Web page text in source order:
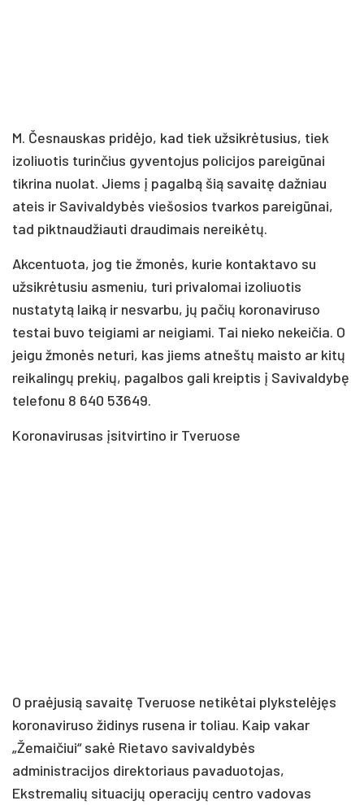
M. Česnauskas pridėjo, kad tiek užsikrėtusius, tiek
izoliuotis turinčius gyventojus policijos pareigūnai
tikrina nuolat. Jiems į pagalbą šią savaitę dažniau
ateis ir Savivaldybės viešosios tvarkos pareigūnai,
tad piktnaudžiauti draudimais nereikėtų.
Akcentuota, jog tie žmonės, kurie kontaktavo su
užsikrėtusiu asmeniu, turi privalomai izoliuotis
nustatytą laiką ir nesvarbu, jų pačių koronaviruso
testai buvo teigiami ar neigiami. Tai nieko nekeičia. O
jeigu žmonės neturi, kas jiems atneštų maisto ar kitų
reikalingų prekių, pagalbos gali kreiptis į Savivaldybę
telefonu 8 640 53649.
Koronavirusas įsitvirtino ir Tveruose
O praėjusią savaitę Tveruose netikėtai plykstelėjęs
koronaviruso židinys rusena ir toliau. Kaip vakar
„Žemaičiui“ sakė Rietavo savivaldybės
administracijos direktoriaus pavaduotojas,
Ekstremalių situacijų operacijų centro vadovas